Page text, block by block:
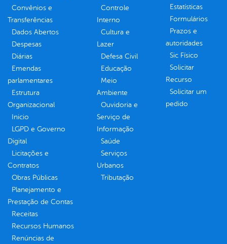
Convênios e
Transferências
Dados Abertos
Despesas
Diárias
Emendas
parlamentares
Estrutura
Organizacional
Inicio
LGPD e Governo
Digital
Licitações e
Contratos
Obras Públicas
Planejamento e
Prestação de Contas
Receitas
Recursos Humanos
Renúncias de
Controle
Interno
Cultura e
Lazer
Defesa Civil
Educação
Meio
Ambiente
Ouvidoria e
Serviço de
Informação
Saúde
Serviços
Urbanos
Tributação
Estatísticas
Formulários
Prazos e
autoridades
Sic Físico
Solicitar
Recurso
Solicitar um
pedido